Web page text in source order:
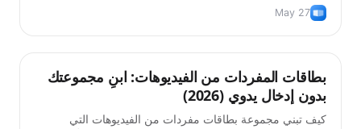
May 27
المنتج
بطاقات المفردات من الفيديوهات: ابنِ مجموعتك
بدون إدخال يدوي (2026)
كيف تبني مجموعة بطاقات مفردات من الفيديوهات التي